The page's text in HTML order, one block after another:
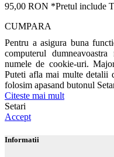
95,00 RON *Pretul include
CUMPARA
Pentru a asigura buna
computerul
numele de cookie-uri.
Puteti afla mai multe detalii
folosim apasand butonul
Citeste mai mult
Setari
Accept
Informatii